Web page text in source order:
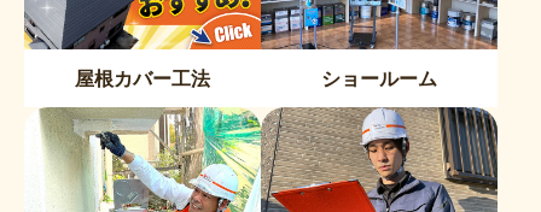
屋根カバー工法 ショールーム